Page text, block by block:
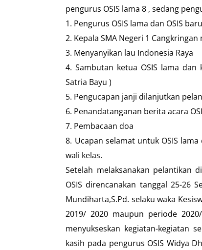
pengurus OSIS lama 8 , sedang
1. Pengurus OSIS lama dan OSIS
2. Kepala SMA Negeri 1
3. Menyanyikan lau Indonesia Raya
4. Sambutan ketua OSIS lama
Satria Bayu )
5. Pengucapan janji dilanjutkan
6. Penandatanganan berita acara
7. Pembacaan doa
8. Ucapan selamat untuk OSIS
wali kelas.
Setelah melaksanakan pelantikan
OSIS direncanakan tanggal 25-26
Mundiharta,S.Pd. selaku waka
2019/ 2020 maupun periode
menyukseskan kegiatan-kegiatan
kasih pada pengurus OSIS Widya